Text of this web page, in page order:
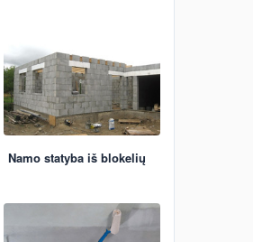
Namo statyba iš blokelių